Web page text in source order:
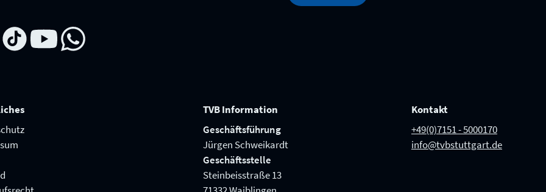
TVB Information
Geschäftsführung
Jürgen Schweikardt
Geschäftsstelle
Steinbeisstraße 13
Kontakt
+49(0)7151 - 5000170
info@tvbstuttgart.de